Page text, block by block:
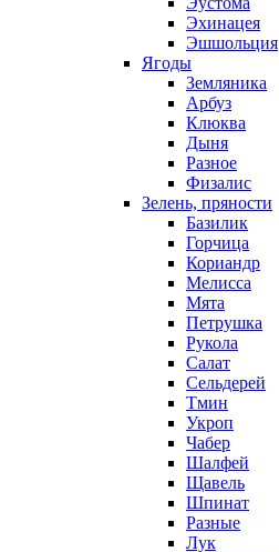
Эхинацея
Эшшольция
Ягоды
Земляника
Арбуз
Клюква
Дыня
Разное
Физалис
Зелень, пряности
Базилик
Горчица
Кориандр
Мелисса
Мята
Петрушка
Рукола
Салат
Сельдерей
Тмин
Укроп
Чабер
Шалфей
Щавель
Шпинат
Разные
Лук